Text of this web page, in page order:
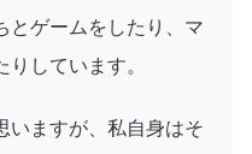
とゲームをしたり、マ
しています。
いますが、私自身はそ